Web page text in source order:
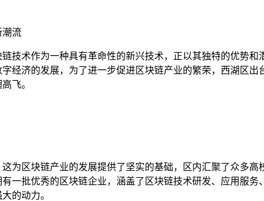
潮流
技术作为一种具有革命性的新兴技术，正以其独特的优势
经济的发展，为了进一步促进区块链产业的繁荣，西湖区
飞。
为区块链产业的发展提供了坚实的基础，区内汇聚了众多
一批优秀的区块链企业，涵盖了区块链技术研发、应用服
的动力。